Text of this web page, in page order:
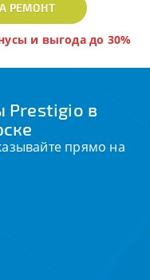
РЕМОНТ
и выгода до 30%
Prestigio в
прямо на